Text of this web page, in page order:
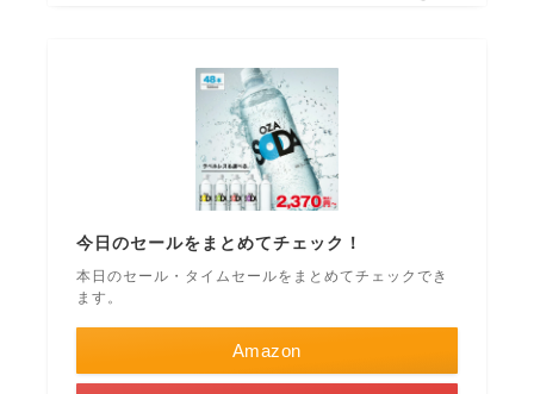
今日のセールをまとめてチェック！
本日のセール・タイムセールをまとめてチェックでき
ます。
Amazon